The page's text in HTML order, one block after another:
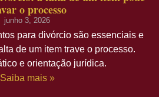
o processo
junho 3, 2026
para divórcio são essenciais e
de um item trave o processo.
e orientação jurídica.
Saiba mais »